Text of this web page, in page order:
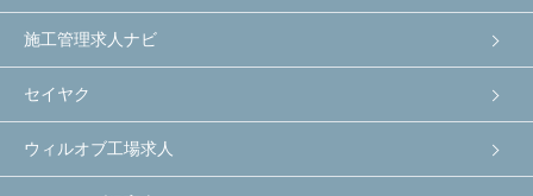
施工管理求人ナビ
セイヤク
ウィルオブ工場求人